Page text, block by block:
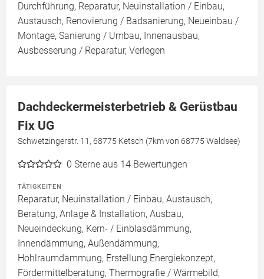
Durchführung, Reparatur, Neuinstallation / Einbau,
Austausch, Renovierung / Badsanierung, Neueinbau /
Montage, Sanierung / Umbau, Innenausbau,
Ausbesserung / Reparatur, Verlegen
Dachdeckermeisterbetrieb & Gerüstbau
Fix UG
Schwetzingerstr. 11, 68775 Ketsch (7km von 68775 Waldsee)
0 Sterne aus 14 Bewertungen
TÄTIGKEITEN
Reparatur, Neuinstallation / Einbau, Austausch,
Beratung, Anlage & Installation, Ausbau,
Neueindeckung, Kern- / Einblasdämmung,
Innendämmung, Außendämmung,
Hohlraumdämmung, Erstellung Energiekonzept,
Fördermittelberatung, Thermografie / Wärmebild,